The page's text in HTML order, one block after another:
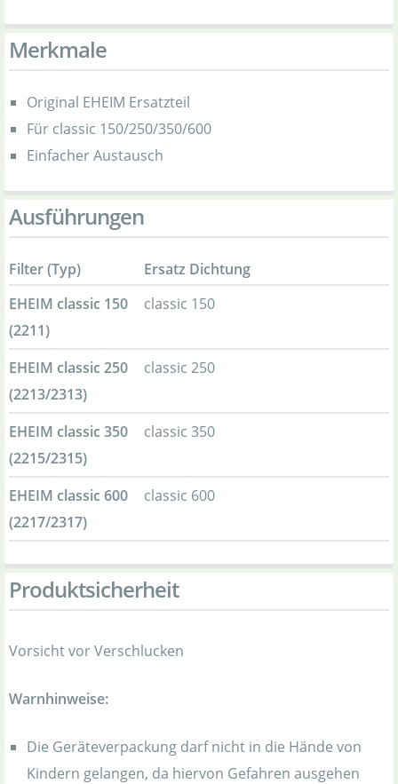
Merkmale
Original EHEIM Ersatzteil
Für classic 150/250/350/600
Einfacher Austausch
Ausführungen
Filter (Typ)
Ersatz Dichtung
EHEIM classic 150
(2211)
classic 150
EHEIM classic 250
(2213/2313)
classic 250
EHEIM classic 350
(2215/2315)
classic 350
EHEIM classic 600
(2217/2317)
classic 600
Produktsicherheit
Vorsicht vor Verschlucken
Warnhinweise:
Die Geräteverpackung darf nicht in die Hände von
Kindern gelangen, da hiervon Gefahren ausgehen